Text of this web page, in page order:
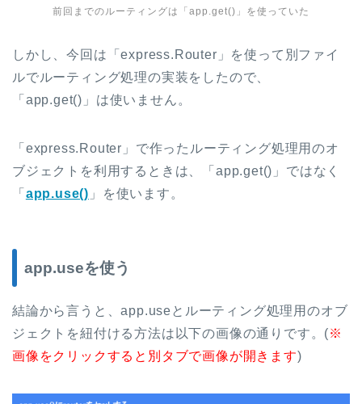
前回までのルーティングは「app.get()」を使っていた
しかし、今回は「express.Router」を使って別ファイ
ルでルーティング処理の実装をしたので、
「app.get()」は使いません。
「express.Router」で作ったルーティング処理用のオ
ブジェクトを利用するときは、「app.get()」ではなく
「 app.use() 」を使います。
app.useを使う
結論から言うと、app.useとルーティング処理用のオブ
ジェクトを紐付ける方法は以下の画像の通りです。(※
画像をクリックすると別タブで画像が開きます)